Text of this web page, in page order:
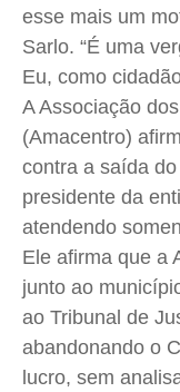
esse mais um
Sarlo. “É uma
Eu, como
A Associação
(Amacentro)
contra a saída
presidente da
atendendo
Ele afirma que a
junto ao
ao Tribunal de
abandonando o
lucro, sem